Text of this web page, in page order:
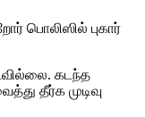
பொலிஸில் புகார்
கடந்த
தீர்க முடிவு